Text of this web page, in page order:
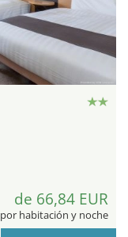
de 66,84 EUR
por habitación y noche